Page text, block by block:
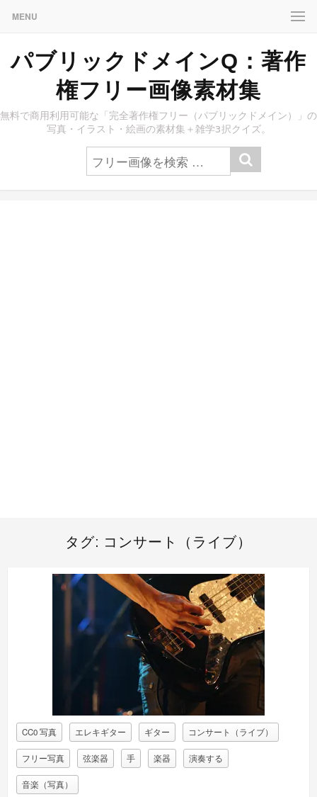
MENU
パブリックドメインQ：著作
権フリー画像素材集
無料で商用利用可能な「完全著作権フリー（パブリックドメイン）」の
写真・イラスト・絵画の素材集＋雑学3択クイズ。
タグ: コンサート（ライブ）
CC0 写真 エレキギター ギター コンサート（ライブ）
フリー写真 弦楽器 手 楽器 演奏する
音楽（写真）